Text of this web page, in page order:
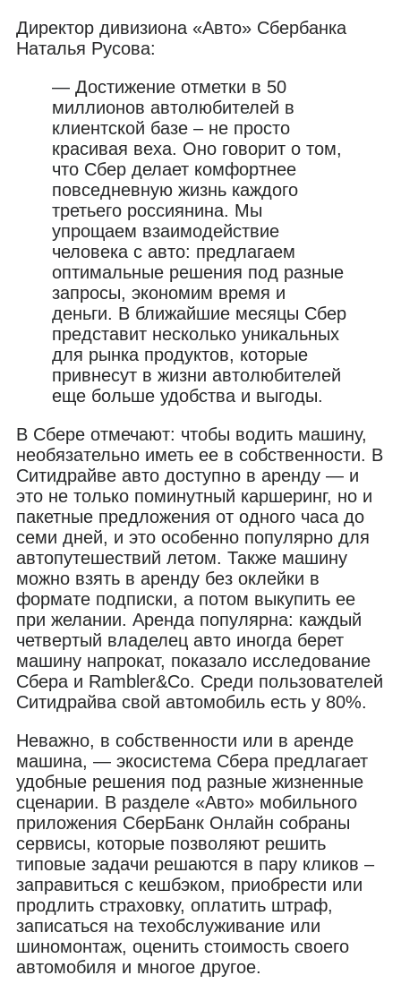
Директор дивизиона «Авто» Сбербанка
Наталья Русова:
— Достижение отметки в 50
миллионов автолюбителей в
клиентской базе – не просто
красивая веха. Оно говорит о том,
что Сбер делает комфортнее
повседневную жизнь каждого
третьего россиянина. Мы
упрощаем взаимодействие
человека с авто: предлагаем
оптимальные решения под разные
запросы, экономим время и
деньги. В ближайшие месяцы Сбер
представит несколько уникальных
для рынка продуктов, которые
привнесут в жизни автолюбителей
еще больше удобства и выгоды.
В Сбере отмечают: чтобы водить машину,
необязательно иметь ее в собственности. В
Ситидрайве авто доступно в аренду — и
это не только поминутный каршеринг, но и
пакетные предложения от одного часа до
семи дней, и это особенно популярно для
автопутешествий летом. Также машину
можно взять в аренду без оклейки в
формате подписки, а потом выкупить ее
при желании. Аренда популярна: каждый
четвертый владелец авто иногда берет
машину напрокат, показало исследование
Сбера и Rambler&Co. Среди пользователей
Ситидрайва свой автомобиль есть у 80%.
Неважно, в собственности или в аренде
машина, — экосистема Сбера предлагает
удобные решения под разные жизненные
сценарии. В разделе «Авто» мобильного
приложения СберБанк Онлайн собраны
сервисы, которые позволяют решить
типовые задачи решаются в пару кликов –
заправиться с кешбэком, приобрести или
продлить страховку, оплатить штраф,
записаться на техобслуживание или
шиномонтаж, оценить стоимость своего
автомобиля и многое другое.